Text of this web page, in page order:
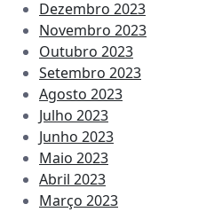
Dezembro 2023
Novembro 2023
Outubro 2023
Setembro 2023
Agosto 2023
Julho 2023
Junho 2023
Maio 2023
Abril 2023
Março 2023